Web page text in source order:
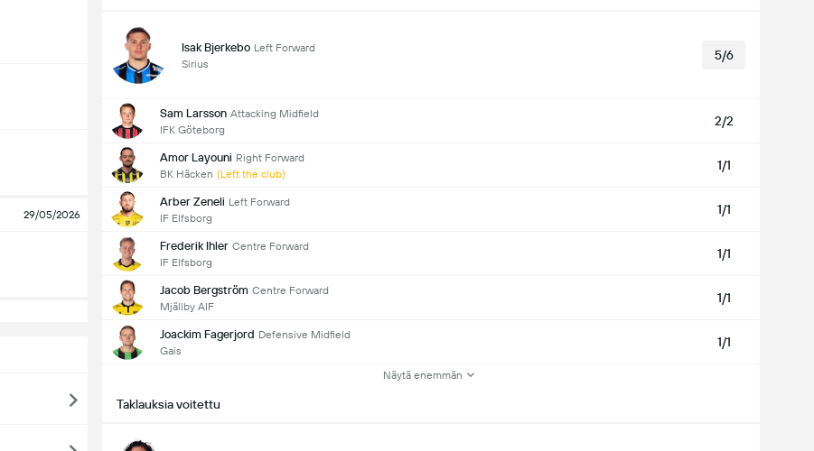
29/05/2026
Isak Bjerkebo Left Forward
Sirius
5/6
Sam Larsson Attacking Midfield
IFK Göteborg
2/2
Amor Layouni Right Forward
BK Häcken (Left the club)
1/1
Arber Zeneli Left Forward
IF Elfsborg
1/1
Frederik Ihler Centre Forward
IF Elfsborg
1/1
Jacob Bergström Centre Forward
Mjällby AIF
1/1
Joackim Fagerjord Defensive Midfield
Gais
1/1
Näytä enemmän
Taklauksia voitettu